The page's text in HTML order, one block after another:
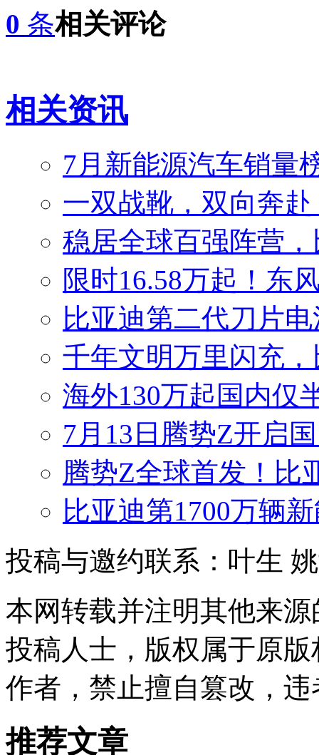
0 条相关评论
相关资讯
7月新能源汽车销量
一双战靴，双向奔
稳居全球百强阵营
限时16.58万起！东
比亚迪第二代刀片
千年文明万里闪充
海外130万起国内仅
7月13日腾势Z开启
腾势Z全球首发！比
比亚迪第1700万辆
投稿与邀约联系：叶生
本网转载并注明其他来
投稿人士，版权属于原
作者，禁止擅自篡改，
推荐文章